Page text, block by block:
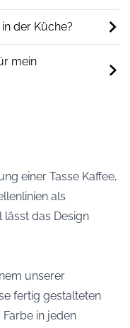
der Küche?
mein
einer Tasse Kaffee,
als
lässt das Design
unserer
fertig gestalteten
in jeden